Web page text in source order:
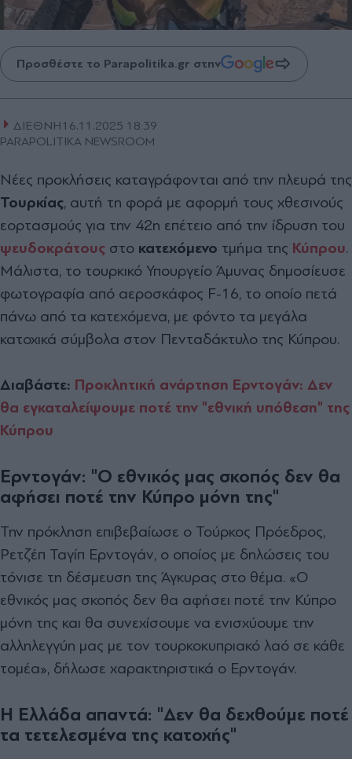
Προσθέστε το Parapolitika.gr στην
ΔΙΕΘΝΗ16.11.2025 18:39
PARAPOLITIKA NEWSROOM
Νέες προκλήσεις καταγράφονται από την πλευρά της
Τουρκίας, αυτή τη φορά με αφορμή τους χθεσινούς
εορτασμούς για την 42η επέτειο από την ίδρυση του
ψευδοκράτους στο κατεχόμενο τμήμα της Κύπρου.
Μάλιστα, το τουρκικό Υπουργείο Άμυνας δημοσίευσε
φωτογραφία από αεροσκάφος F-16, το οποίο πετά
πάνω από τα κατεχόμενα, με φόντο τα μεγάλα
κατοχικά σύμβολα στον Πενταδάκτυλο της Κύπρου.
Διαβάστε: Προκλητική ανάρτηση Ερντογάν: Δεν
θα εγκαταλείψουμε ποτέ την "εθνική υπόθεση" της
Κύπρου
Ερντογάν: "Ο εθνικός μας σκοπός δεν θα
αφήσει ποτέ την Κύπρο μόνη της"
Την πρόκληση επιβεβαίωσε ο Τούρκος Πρόεδρος,
Ρετζέπ Ταγίπ Ερντογάν, ο οποίος με δηλώσεις του
τόνισε τη δέσμευση της Άγκυρας στο θέμα. «Ο
εθνικός μας σκοπός δεν θα αφήσει ποτέ την Κύπρο
μόνη της και θα συνεχίσουμε να ενισχύουμε την
αλληλεγγύη μας με τον τουρκοκυπριακό λαό σε κάθε
τομέα», δήλωσε χαρακτηριστικά ο Ερντογάν.
Η Ελλάδα απαντά: "Δεν θα δεχθούμε ποτέ
τα τετελεσμένα της κατοχής"